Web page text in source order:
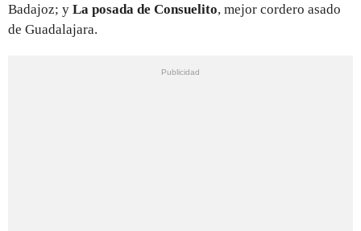
Badajoz; y La posada de Consuelito, mejor cordero asado
de Guadalajara.